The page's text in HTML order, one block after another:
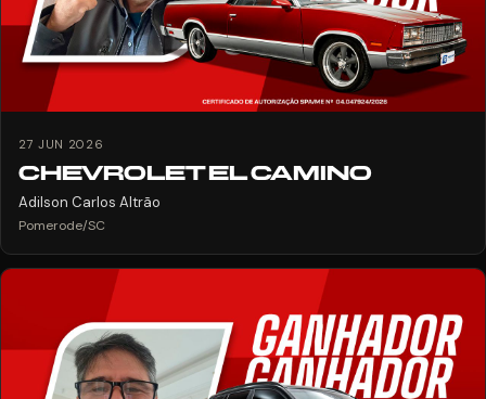
27 JUN 2026
CHEVROLET EL CAMINO
Adilson Carlos Altrão
Pomerode/SC